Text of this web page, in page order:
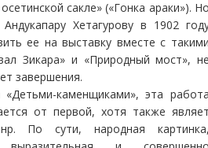
сакле» («Гонка араки»).
Хетагурову в 1902
ее на выставку вместе с
Зикара» и «Природный мост»,
завершения.
«Детьми-каменщиками», эта
от первой, хотя также
По сути, народная